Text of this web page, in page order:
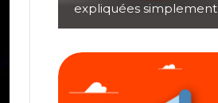
expliquées simplement